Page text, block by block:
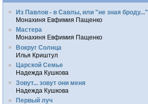
Из Павлов - в Савлы, или "не зная броду..."
Монахиня Евфимия Пащенко
Мастера
Монахиня Евфимия Пащенко
Вокруг Солнца
Илья Криштул
Царской Семье
Надежда Кушкова
Зовут... зовут они меня
Надежда Кушкова
Первый луч